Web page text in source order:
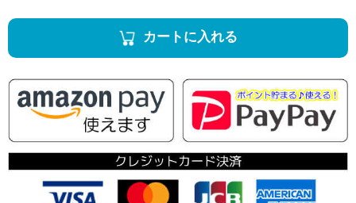
カートに入れる